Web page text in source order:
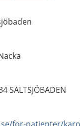
SALTSJÖBADEN